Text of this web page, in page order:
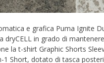
e grafica Puma Ignite
dryCELL in grado di
la t-shirt Graphic Shorts
1 Short, dotato di tasca